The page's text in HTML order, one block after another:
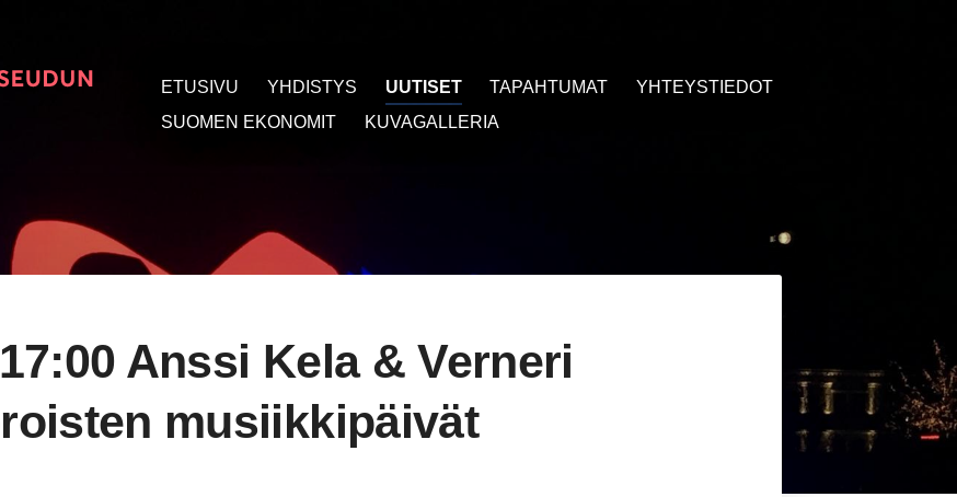
ETUSIVU YHDISTYS UUTISET TAPAHTUMAT
YHTEYSTIEDOT
SUOMEN EKONOMIT
KUVAGALLERIA
Anssi Kela & Verneri
musiikkipäivät